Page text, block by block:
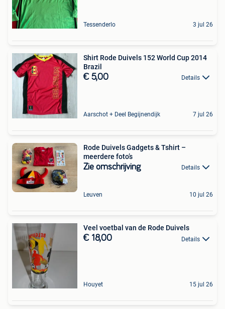
Tessenderlo 3 jul 26
Shirt Rode Duivels 152 World Cup 2014
Brazil
€ 5,00 Details
Aarschot + Deel Begijnendijk 7 jul 26
Rode Duivels Gadgets & Tshirt –
meerdere foto’s
Zie omschrijving Details
Leuven 10 jul 26
Veel voetbal van de Rode Duivels
€ 18,00 Details
Houyet 15 jul 26